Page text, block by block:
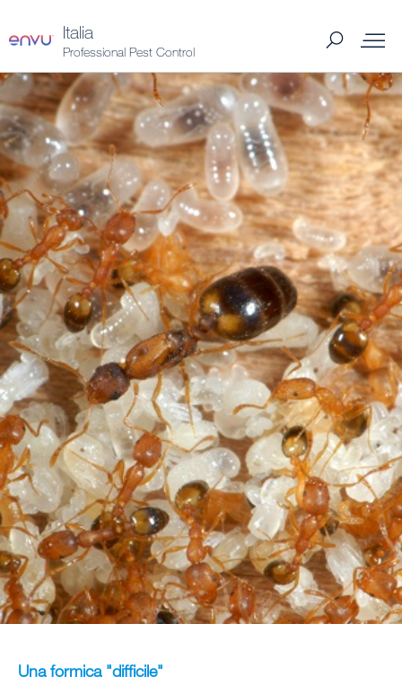
Italia
Professional Pest Control
Chi siamo
Scrivi un messaggio
Newsletter Registrazione
Rapporto di Sostenibilità 2023
Mappa del sito
Lavorare in Envu
Envu Formazione
Prodotti
Insetti e Roditori
Per acquistare
News e Approfondimenti
Una formica "difficile"